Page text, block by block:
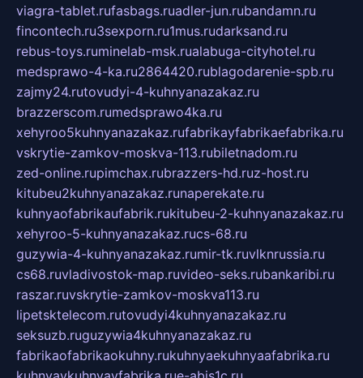
viagra-tablet.rufasbags.ruadler-jun.rubandamn.ru
fincontech.ru3sexporn.ru1mus.rudarksand.ru
rebus-toys.ruminelab-msk.rualabuga-cityhotel.ru
medsprawo-4-ka.ru2864420.rublagodarenie-spb.ru
zajmy24.rutovudyi-4-kuhnyanazakaz.ru
brazzerscom.rumedsprawo4ka.ru
xehyroo5kuhnyanazakaz.rufabrikayfabrikaefabrika.ru
vskrytie-zamkov-moskva-113.rubiletnadom.ru
zed-online.rupimchax.rubrazzers-hd.ruz-host.ru
kitubeu2kuhnyanazakaz.runaperekate.ru
kuhnyaofabrikaufabrik.rukitubeu-2-kuhnyanazakaz.ru
xehyroo-5-kuhnyanazakaz.rucs-68.ru
guzywia-4-kuhnyanazakaz.rumir-tk.ruvlknrussia.ru
cs68.ruvladivostok-map.ruvideo-seks.rubankaribi.ru
raszar.ruvskrytie-zamkov-moskva113.ru
lipetsktelecom.rutovudyi4kuhnyanazakaz.ru
seksuzb.ruguzywia4kuhnyanazakaz.ru
fabrikaofabrikaokuhny.rukuhnyaekuhnyaafabrika.ru